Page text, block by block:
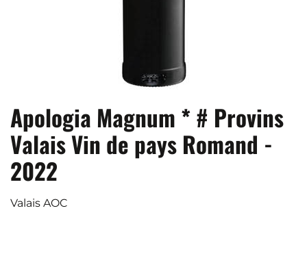
Apologia Magnum * # Provins
Valais Vin de pays Romand -
2022
Valais AOC